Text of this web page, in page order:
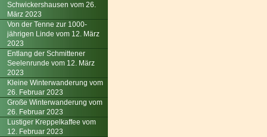
Schwickershausen vom 26.
März 2023
Von der Tenne zur 1000-
jährigen Linde vom 12. März
2023
Entlang der Schmittener
Seelenrunde vom 12. März
2023
Kleine Winterwanderung vom
26. Februar 2023
Große Winterwanderung vom
26. Februar 2023
Lustiger Kreppelkaffee vom
12. Februar 2023